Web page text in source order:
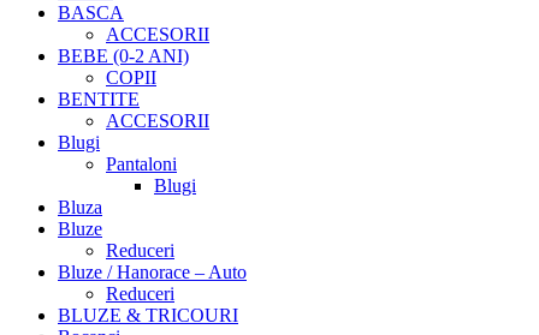
BASCA
ACCESORII
BEBE (0-2 ANI)
COPII
BENTITE
ACCESORII
Blugi
Pantaloni
Blugi
Bluza
Bluze
Reduceri
Bluze / Hanorace – Auto
Reduceri
BLUZE & TRICOURI